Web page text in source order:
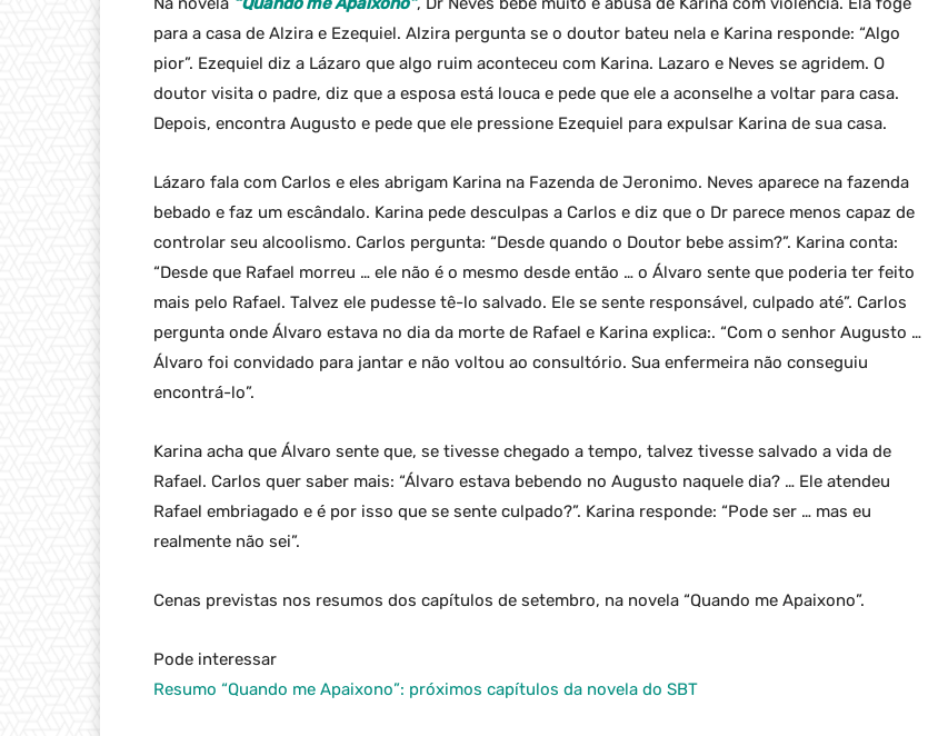
para a casa de Alzira e Ezequiel. Alzira pergunta se o doutor bateu nela e Karina responde: “Algo
pior”. Ezequiel diz a Lázaro que algo ruim aconteceu com Karina. Lazaro e Neves se agridem. O
doutor visita o padre, diz que a esposa está louca e pede que ele a aconselhe a voltar para casa.
Depois, encontra Augusto e pede que ele pressione Ezequiel para expulsar Karina de sua casa.
Lázaro fala com Carlos e eles abrigam Karina na Fazenda de Jeronimo. Neves aparece na fazenda
bebado e faz um escândalo. Karina pede desculpas a Carlos e diz que o Dr parece menos capaz de
controlar seu alcoolismo. Carlos pergunta: “Desde quando o Doutor bebe assim?”. Karina conta:
“Desde que Rafael morreu … ele não é o mesmo desde então … o Álvaro sente que poderia ter feito
mais pelo Rafael. Talvez ele pudesse tê-lo salvado. Ele se sente responsável, culpado até”. Carlos
pergunta onde Álvaro estava no dia da morte de Rafael e Karina explica:. “Com o senhor Augusto …
Álvaro foi convidado para jantar e não voltou ao consultório. Sua enfermeira não conseguiu
encontrá-lo”.
Karina acha que Álvaro sente que, se tivesse chegado a tempo, talvez tivesse salvado a vida de
Rafael. Carlos quer saber mais: “Álvaro estava bebendo no Augusto naquele dia? … Ele atendeu
Rafael embriagado e é por isso que se sente culpado?”. Karina responde: “Pode ser … mas eu
realmente não sei”.
Cenas previstas nos resumos dos capítulos de setembro, na novela “Quando me Apaixono”.
Pode interessar
Resumo “Quando me Apaixono”: próximos capítulos da novela do SBT